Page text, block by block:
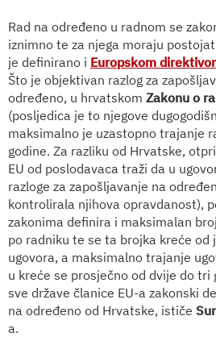
Rad na određeno u radnom se
iznimno te za njega moraju
je definirano i Europskom
Što je objektivan razlog za
određeno, u hrvatskom Zakonu o
(posljedica je to njegove
maksimalno je uzastopno trajanje
godine. Za razliku od Hrvatske,
EU od poslodavaca traži da u
razloge za zapošljavanje na
kontrolirala njihova opravdanost),
zakonima definira i maksimalan
po radniku te se ta brojka kreće od
ugovora, a maksimalno trajanje
u kreće se prosječno od dvije do tri
sve države članice EU-a zakonski
na određeno od Hrvatske, ističe
a.